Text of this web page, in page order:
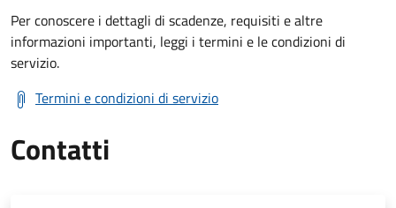
Per conoscere i dettagli di scadenze, requisiti e altre
informazioni importanti, leggi i termini e le condizioni di
servizio.
Termini e condizioni di servizio
Contatti